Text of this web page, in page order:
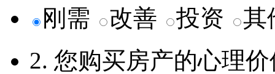
刚需
改善 投资
其
2. 您购买房产的心理